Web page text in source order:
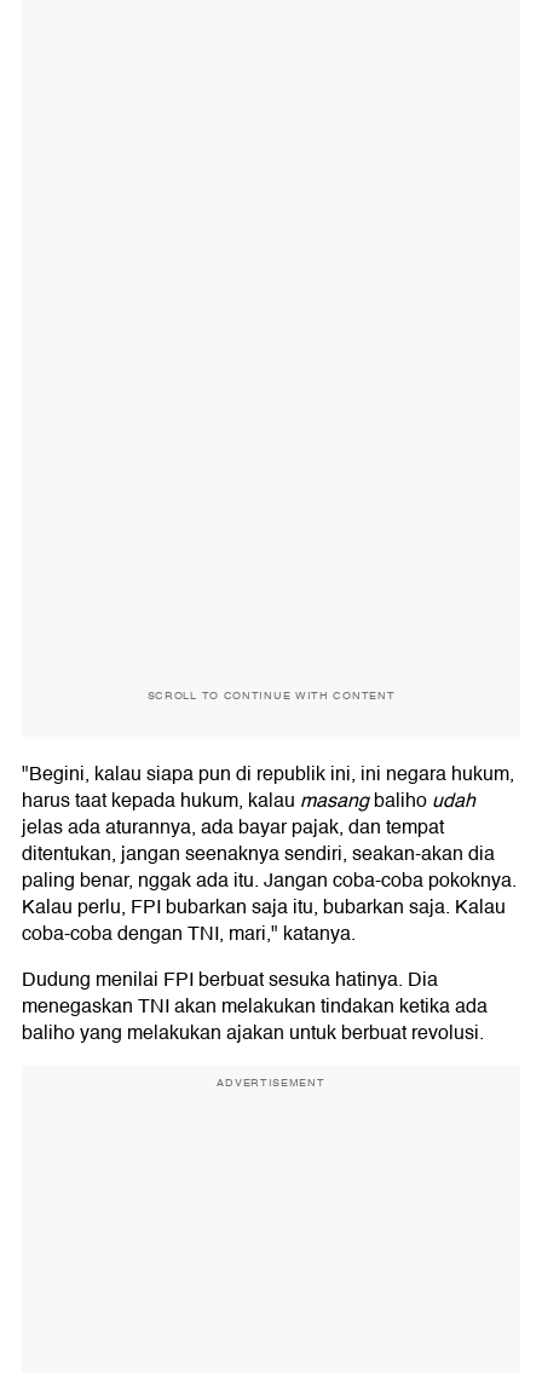
SCROLL TO CONTINUE WITH CONTENT
"Begini, kalau siapa pun di republik ini, ini negara hukum,
harus taat kepada hukum, kalau masangbalihoudah
jelas ada aturannya, ada bayar pajak, dan tempat
ditentukan, jangan seenaknya sendiri, seakan-akan dia
paling benar, nggak ada itu. Jangan coba-coba pokoknya.
Kalau perlu, FPI bubarkan saja itu, bubarkan saja. Kalau
coba-coba dengan TNI, mari," katanya.
Dudung menilai FPI berbuat sesuka hatinya. Dia
menegaskan TNI akan melakukan tindakan ketika ada
baliho yang melakukan ajakan untuk berbuat revolusi.
ADVERTISEMENT